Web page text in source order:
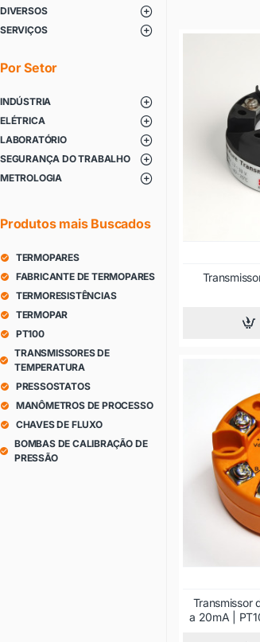
DIVERSOS
SERVIÇOS
Por Setor
INDÚSTRIA
ELÉTRICA
LABORATÓRIO
SEGURANÇA DO TRABALHO
METROLOGIA
Produtos mais Buscados
TERMOPARES
FABRICANTE DE TERMOPARES
TERMORESISTÊNCIAS
TERMOPAR
PT100
TRANSMISSORES DE
TEMPERATURA
PRESSOSTATOS
MANÔMETROS DE PROCESSO
CHAVES DE FLUXO
BOMBAS DE CALIBRAÇÃO DE
PRESSÃO
Em resumo,
Transmissor
a 20mA |